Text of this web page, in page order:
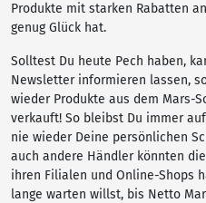
Produkte mit starken Rabatten
genug Glück hat.
Solltest Du heute Pech haben,
Newsletter informieren lassen,
wieder Produkte aus dem Mars-
verkauft! So bleibst Du immer
nie wieder Deine persönlichen
auch andere Händler könnten
ihren Filialen und Online-Shops
lange warten willst, bis Netto